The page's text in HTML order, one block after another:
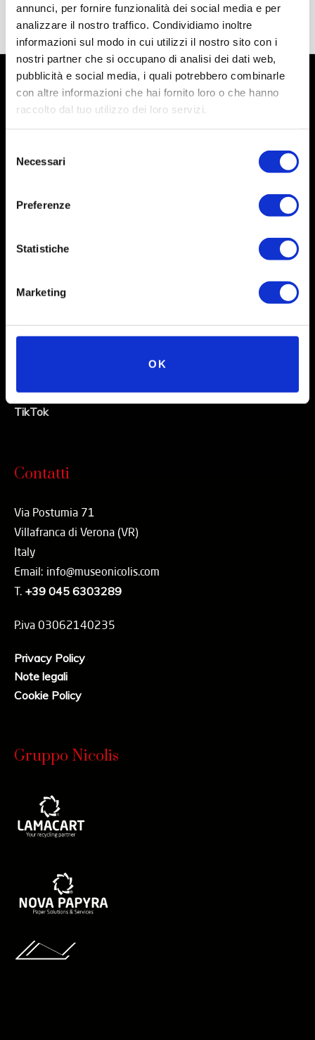
annunci, per fornire funzionalità dei social media e per
analizzare il nostro traffico. Condividiamo inoltre
informazioni sul modo in cui utilizzi il nostro sito con i
nostri partner che si occupano di analisi dei dati web,
pubblicità e social media, i quali potrebbero combinarle
con altre informazioni che hai fornito loro o che hanno
raccolto dal tuo utilizzo dei loro servizi.
delNecessari
Preferenze
Statistiche
Marketing
OK
Social
TikTok
Contatti
Via Postumia 71
Villafranca di Verona (VR)
Italy
Email: info@museonicolis.com
T. +39 045 6303289
P.iva 03062140235
Privacy Policy
Note legali
Cookie Policy
Gruppo Nicolis